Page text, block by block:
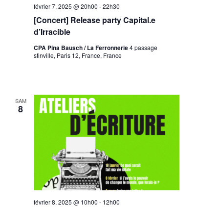
[Concert] Release party Capital.e
d’Irracible
février 7, 2025 @ 20h00 -22h30
CPA Pina Bausch / La Ferronnerie4 passage
stinville, Paris 12, France, France
SAM
8
février 8, 2025 @ 10h00 - 12h00